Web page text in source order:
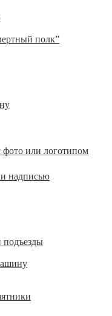
полк”
или логотипом
надписью
подъезды